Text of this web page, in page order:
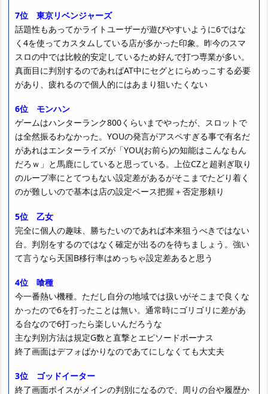
7位 東京リベンジャーズ
話題性もあってかライトユーザーが遊びやすいように6ではな
く4を使ってカスタムしている店が多かった印象。昨今のスマ
スロの中では比較的安定しているため好んで打つ専業が多い。
真面目に判別するのであればAT中にセグとにらめっこする必要
があり、疲れるので個人的にはあまり狙いたくない
6位 モンハン
ゲームはハンターランク800くらいまでやったが、スロットで
は全然振るわなかった。YOUの発言がアスペすぎる事で有名だ
があれはエンターライズが「YOU(お前ら)の知能はこんなもん
だろｗ」と馬鹿にしていると思っている。上位CZと超剥ぎ取り
のループ率にとてつもない設定差があるがそこまでたどり着く
のが難しいので基本は店の設定ベース把握＋否定形頼り
5位 乙女
完全に個人の趣味、勝ちたいのであれば本来狙うべきではない
台。判別をするのではなく確定が出るのを待ちましょう。強い
て言うなら天国B移行率はめっちゃ設定差あると思う
4位 喰種
今一番熱い機種。ただし自分の地域では扱いがそこまで良くな
かったので6を打ったことは無い。通常時にゴリゴリに差があ
る台なので6打ったら楽しいんだろうな
主な判別方法は規定G数と直撃とエピソードボーナス
終了画面はデフォばかりなのであてにしなくても大丈夫
3位 ゴッドイーター
終了画面ボイスがメインの判別になるので、周りの台や履歴か